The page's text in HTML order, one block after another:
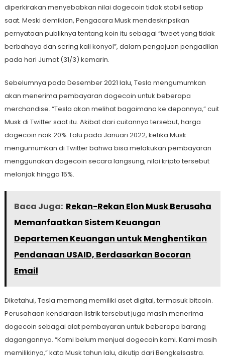
diperkirakan menyebabkan nilai dogecoin tidak stabil setiap
saat. Meski demikian, Pengacara Musk mendeskripsikan
pernyataan publiknya tentang koin itu sebagai “tweet yang tidak
berbahaya dan sering kali konyol”, dalam pengajuan pengadilan
pada hari Jumat (31/3) kemarin.
Sebelumnya pada Desember 2021 lalu, Tesla mengumumkan
akan menerima pembayaran dogecoin untuk beberapa
merchandise. “Tesla akan melihat bagaimana ke depannya,” cuit
Musk di Twitter saat itu. Akibat dari cuitannya tersebut, harga
dogecoin naik 20%. Lalu pada Januari 2022, ketika Musk
mengumumkan di Twitter bahwa bisa melakukan pembayaran
menggunakan dogecoin secara langsung, nilai kripto tersebut
melonjak hingga 15%.
Baca Juga: Rekan-Rekan Elon Musk Berusaha
Memanfaatkan Sistem Keuangan
Departemen Keuangan untuk Menghentikan
Pendanaan USAID, Berdasarkan Bocoran
Email
Diketahui, Tesla memang memiliki aset digital, termasuk bitcoin.
Perusahaan kendaraan listrik tersebut juga masih menerima
dogecoin sebagai alat pembayaran untuk beberapa barang
dagangannya. “Kami belum menjual dogecoin kami. Kami masih
memilikinya,” kata Musk tahun lalu, dikutip dari Bengkelsastra.